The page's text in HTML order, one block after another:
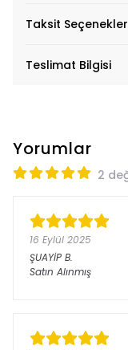
Taksit
Teslimat Bilgisi
Yorumlar
2
16 Eylül 2025
ŞUAYİP B.
Satın Alınmış